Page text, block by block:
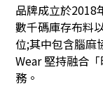
品牌成立於2018
數千碼庫存布料
位;其中包含腦麻
Wear堅持融合
務。